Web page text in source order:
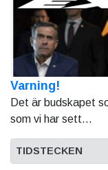
Varning!
Det är budskapet
som vi har sett...
TIDSTECKEN